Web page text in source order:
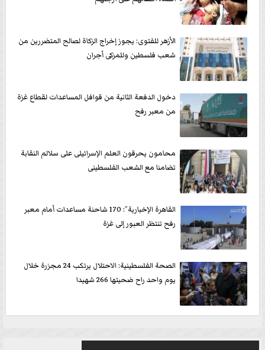
الأزهر للفتوى: يجوز إخراج الزكاة لصالح المتضررين من
شعب فلسطين وللمزكى أجران
دخول الدفعة الثانية من قوافل المساعدات لقطاع غزة
من معبر رفح
محامون يحرقون العلم الإسرائيلى على سلالم النقابة
تضامنا مع الشعب الفلسطينى
القاهرة الإخبارية”: 170 شاحنة مساعدات أمام معبر
رفح تنتظر العبور إلى غزة
الصحة الفلسطينية: الاحتلال يرتكب 24 مجزرة خلال
يوم واحد راح ضحيتها 266 شهيدا